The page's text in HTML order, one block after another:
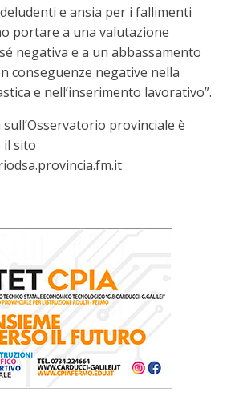
e ansia per i fallimenti
portare a una valutazione
negativa e a un abbassamento
conseguenze negative nella
e nell’inserimento lavorativo”.
provinciale è
il sito